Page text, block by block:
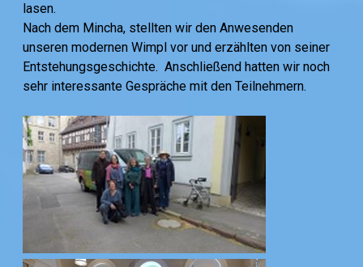
lasen.
Nach dem Mincha, stellten wir den Anwesenden
unseren modernen Wimpl vor und erzählten von seiner
Entstehungsgeschichte. Anschließend hatten wir noch
sehr interessante Gespräche mit den Teilnehmern.